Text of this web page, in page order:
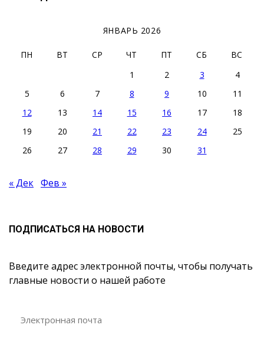
ЯНВАРЬ 2026
ПН ВТ СР ЧТ ПТ СБ
ВС
1
2 3
4
5
6 7 8 9 10
11
12
13 14 15 16 17
18
19
20 21 22 23 24
25
26
27 28 29 30 31
« Дек Фев »
ПОДПИСАТЬСЯ НА НОВОСТИ
Введите адрес электронной почты, чтобы получать
главные новости о нашей работе